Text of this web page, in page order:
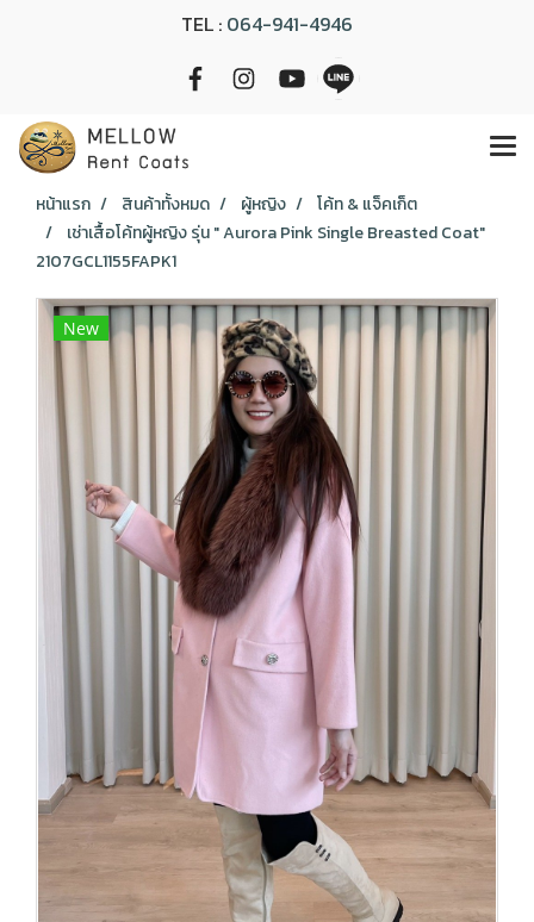
TEL : 064-941-4946
หน้าแรก สินค้าทั้งหมด ผู้หญิง
โค้ท & แจ็คเก็ต
เช่าเสื้อโค้ทผู้หญิง รุ่น " Aurora Pink Single Breasted Coat"
2107GCL1155FAPK1
New